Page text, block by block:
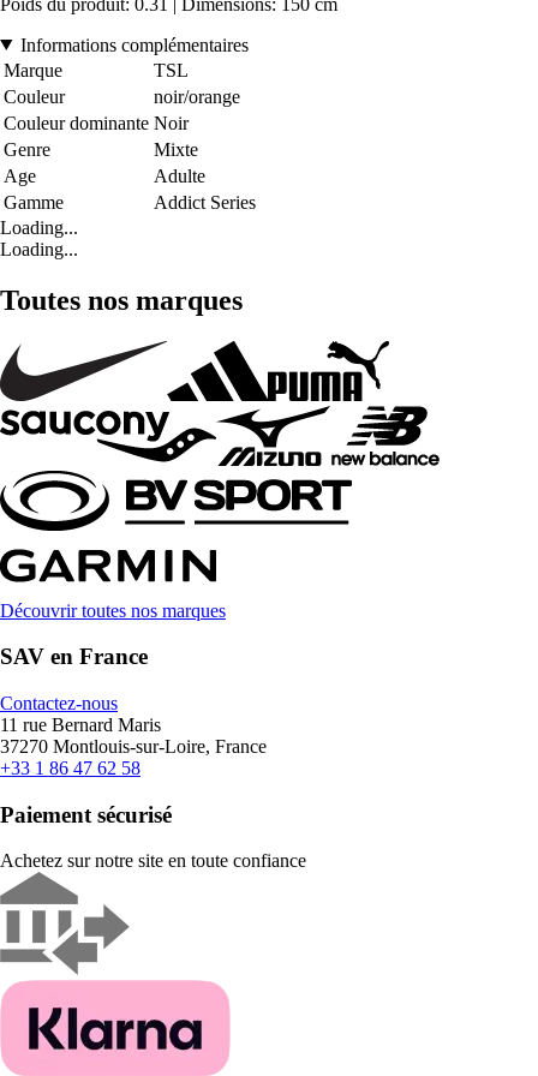
Informations complémentaires
Marque
TSL
Couleur
noir/orange
Couleur dominante Noir
Genre
Mixte
Age
Adulte
Gamme
Addict Series
Loading...
Loading...
Toutes nos marques
Découvrir toutes nos marques
SAV en France
Contactez-nous
11 rue Bernard Maris
37270 Montlouis-sur-Loire, France
+33 1 86 47 62 58
Paiement sécurisé
Achetez sur notre site en toute confiance